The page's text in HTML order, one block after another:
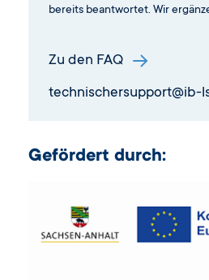
bereits beantwortet. Wir
Zu den FAQ
technischersupport@ib-
Gefördert durch: